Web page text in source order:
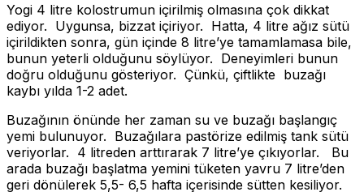
Yogi 4 litre kolostrumun içirilmiş olmasına çok dikkat
ediyor. Uygunsa, bizzat içiriyor. Hatta, 4 litre ağız sütü
içirildikten sonra, gün içinde 8 litre’ye tamamlamasa bile,
bunun yeterli olduğunu söylüyor. Deneyimleri bunun
doğru olduğunu gösteriyor. Çünkü, çiftlikte buzağı
kaybı yılda 1-2 adet.
Buzağının önünde her zaman su ve buzağı başlangıç
yemi bulunuyor. Buzağılara pastörize edilmiş tank sütü
veriyorlar. 4 litreden arttırarak 7 litre’ye çıkıyorlar. Bu
arada buzağı başlatma yemini tüketen yavru 7 litre’den
geri dönülerek 5,5- 6,5 hafta içerisinde sütten kesiliyor.